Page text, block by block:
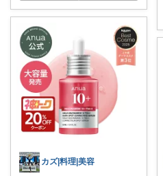
カズ|料理|美容